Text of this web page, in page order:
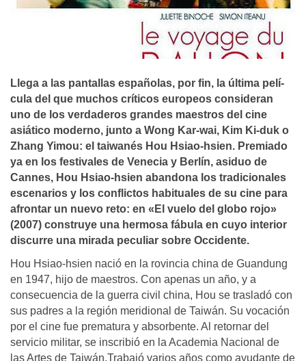
Llega a las pantallas españolas, por fin, la última pelí­
cula del que muchos crí­ticos europeos consideran
uno de los verdaderos grandes maestros del cine
asiático moderno, junto a Wong Kar-wai, Kim Ki-duk o
Zhang Yimou: el taiwanés Hou Hsiao-hsien. Premiado
ya en los festivales de Venecia y Berlí­n, asiduo de
Cannes, Hou Hsiao-hsien abandona los tradicionales
escenarios y los conflictos habituales de su cine para
afrontar un nuevo reto: en «El vuelo del globo rojo»
(2007) construye una hermosa fábula en cuyo interior
discurre una mirada peculiar sobre Occidente.
Hou Hsiao-hsien nació en la rovincia china de Guandung
en 1947, hijo de maestros. Con apenas un año, y a
consecuencia de la guerra civil china, Hou se trasladó con
sus padres a la región meridional de Taiwán. Su vocación
por el cine fue prematura y absorbente. Al retornar del
servicio militar, se inscribió en la Academia Nacional de
las Artes de Taiwán.Trabajó varios años como ayudante de